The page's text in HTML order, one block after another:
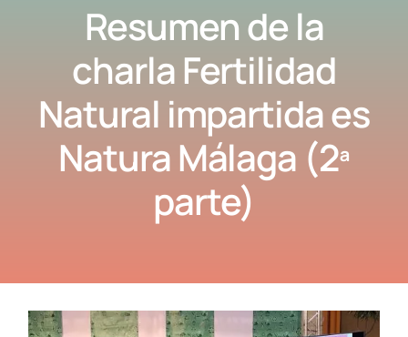
Resumen de la
charla Fertilidad
Natural impartida es
Natura Málaga (2ª
parte)